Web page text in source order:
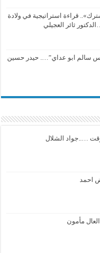
قراءة استراتيجية في ولادة
ثائر العجيلي
بس سالم ابو عداي”…. حيدر حسين
…..جواد الشلال
احمد
مأمون